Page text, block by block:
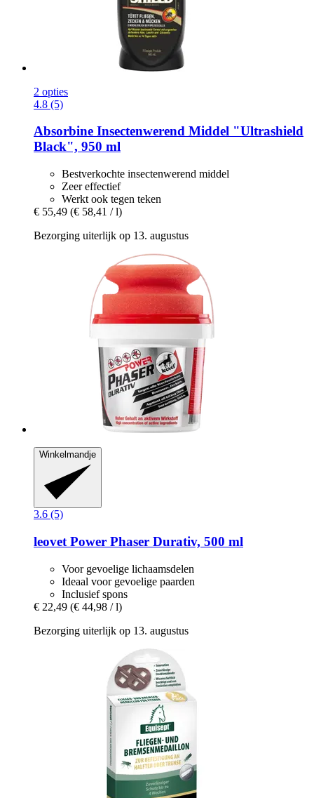
2 opties
4.8 (5)
Absorbine Insectenwerend Middel "Ultrashield
Black", 950 ml
Bestverkochte insectenwerend middel
Zeer effectief
Werkt ook tegen teken
€ 55,49 (€ 58,41 / l)
Bezorging uiterlijk op 13. augustus
Winkelmandje
3.6 (5)
leovet Power Phaser Durativ, 500 ml
Voor gevoelige lichaamsdelen
Ideaal voor gevoelige paarden
Inclusief spons
€ 22,49 (€ 44,98 / l)
Bezorging uiterlijk op 13. augustus